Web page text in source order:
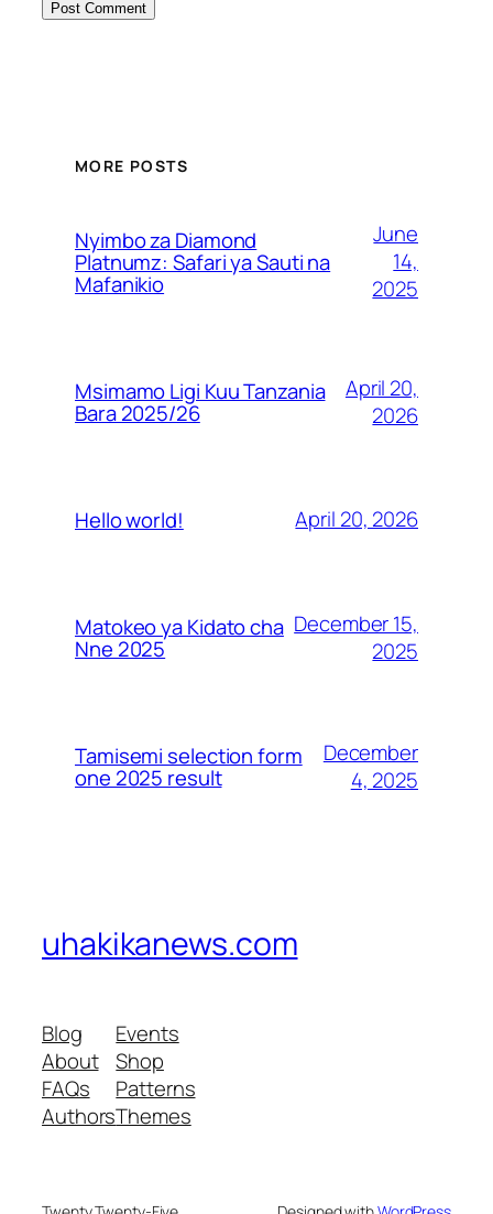
MORE POSTS
Nyimbo za Diamond
Platnumz: Safari ya Sauti na
Mafanikio
June
14,
2025
Msimamo Ligi Kuu Tanzania
Bara 2025/26
April 20,
2026
Hello world! April 20, 2026
Matokeo ya Kidato cha
Nne 2025
December 15,
2025
Tamisemi selection form
one 2025 result
December
4, 2025
uhakikanews.com
Blog
About
FAQs
Authors
Events
Shop
Patterns
Themes